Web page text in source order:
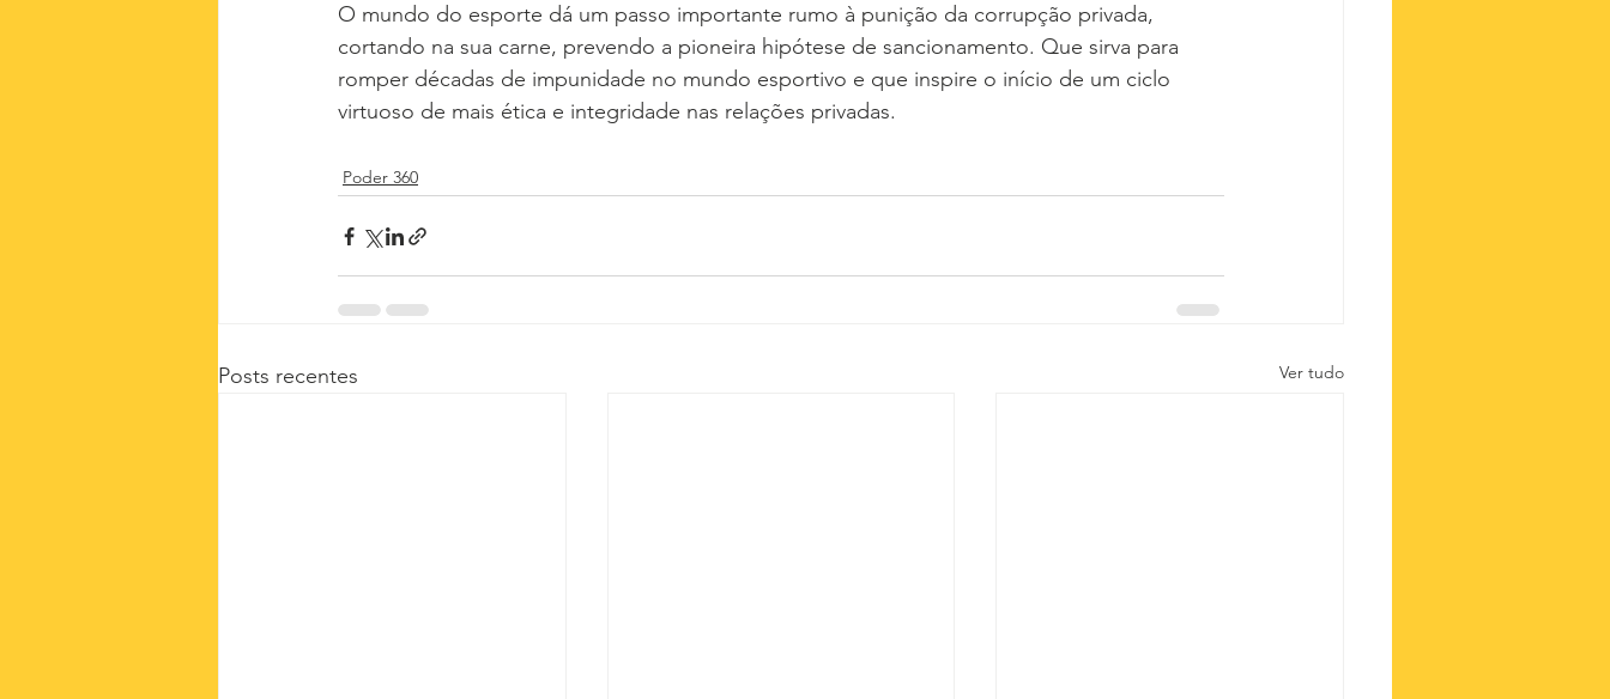
O mundo do esporte dá um passo importante rumo à punição da corrupção privada,
cortando na sua carne, prevendo a pioneira hipótese de sancionamento. Que sirva para
romper décadas de impunidade no mundo esportivo e que inspire o início de um ciclo
virtuoso de mais ética e integridade nas relações privadas.
Poder 360
Posts recentes Ver tudo